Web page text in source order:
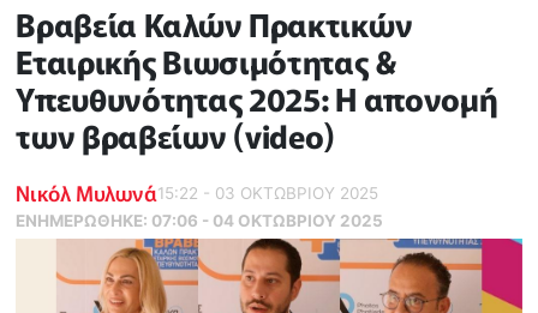
Βραβεία Καλών Πρακτικών
Εταιρικής Βιωσιμότητας &
Υπευθυνότητας 2025: Η απονομή
των βραβείων (video)
Νικόλ Μυλωνά15:22 - 03 ΟΚΤΩΒΡΙΟΥ 2025
ΕΝΗΜΕΡΏΘΗΚΕ: 07:06 - 04 ΟΚΤΩΒΡΙΟΥ 2025